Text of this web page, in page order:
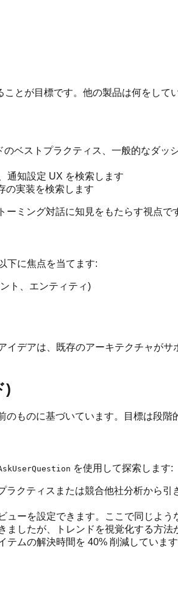
とが目標です。他の製品は何をし
ベストプラクティス、一般的なダ
通知設定 UX を検索します
の実装を検索します
ーミング対話に知見をもたらす視点で
下に焦点を当てます:
ト、エンティティ)
デアは、既存のアーキテクチャが
)
のものに基づいています。目標は段
を使用して探索します:
クティスまたは競合他社分析から
ューを設定できます。ここで同じよ
ましたが、トレンドを視覚化する方
テムの解決時間を 40% 削減していま